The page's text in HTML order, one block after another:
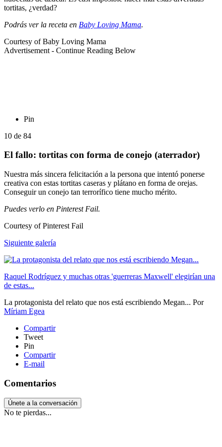
tortitas, ¿verdad?
Podrás ver la receta en Baby Loving Mama.
Courtesy of Baby Loving Mama
Advertisement - Continue Reading Below
Pin
10 de 84
El fallo: tortitas con forma de conejo (aterrador)
Nuestra más sincera felicitación a la persona que intentó ponerse
creativa con estas tortitas caseras y plátano en forma de orejas.
Conseguir un conejo tan terrorífico tiene mucho mérito.
Puedes verlo en Pinterest Fail.
Courtesy of Pinterest Fail
Siguiente galería
Raquel Rodríguez y muchas otras 'guerreras Maxwell' elegirían una
de estas...
La protagonista del relato que nos está escribiendo Megan... Por
Míriam Egea
Compartir
Tweet
Pin
Compartir
E-mail
Comentarios
Únete a la conversación
No te pierdas...